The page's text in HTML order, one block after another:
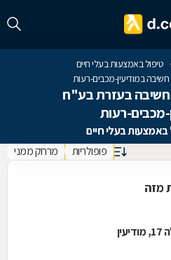
טיפול באמצעות בעלי חיים
חשיבה במודיעין-מכבים-רעות
חשיבה בעזרת בע"ח
מכבים-רעות
פופולריות מרחק ממני
מזה